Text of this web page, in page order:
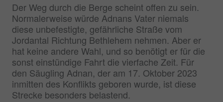
Der Weg durch die Berge scheint offen zu sein.
Normalerweise würde Adnans Vater niemals
diese unbefestigte, gefährliche Straße vom
Jordantal Richtung Bethlehem nehmen. Aber er
hat keine andere Wahl, und so benötigt er für die
sonst einstündige Fahrt die vierfache Zeit. Für
den Säugling Adnan, der am 17. Oktober 2023
inmitten des Konflikts geboren wurde, ist diese
Strecke besonders belastend.